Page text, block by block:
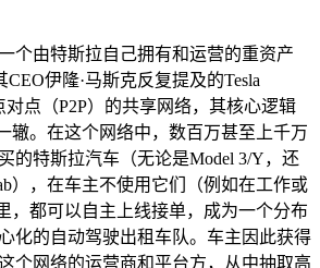
个由特斯拉自己拥有和运营的重资产
伊隆·马斯克反复提及的Tesla
点（P2P）的共享网络，其核心逻辑
辙。在这个网络中，数百万甚至上千万
的特斯拉汽车（无论是Model 3/Y，还
），在车主不使用它们（例如在工作或
，都可以自主上线接单，成为一个分布
化的自动驾驶出租车队。车主因此获得
个网络的运营商和平台方，从中抽取高